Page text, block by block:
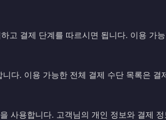
고 결제 단계를 따르시면 됩니다. 이용 가
다. 이용 가능한 전체 결제 수단 목록은 결
사용합니다. 고객님의 개인 정보와 결제